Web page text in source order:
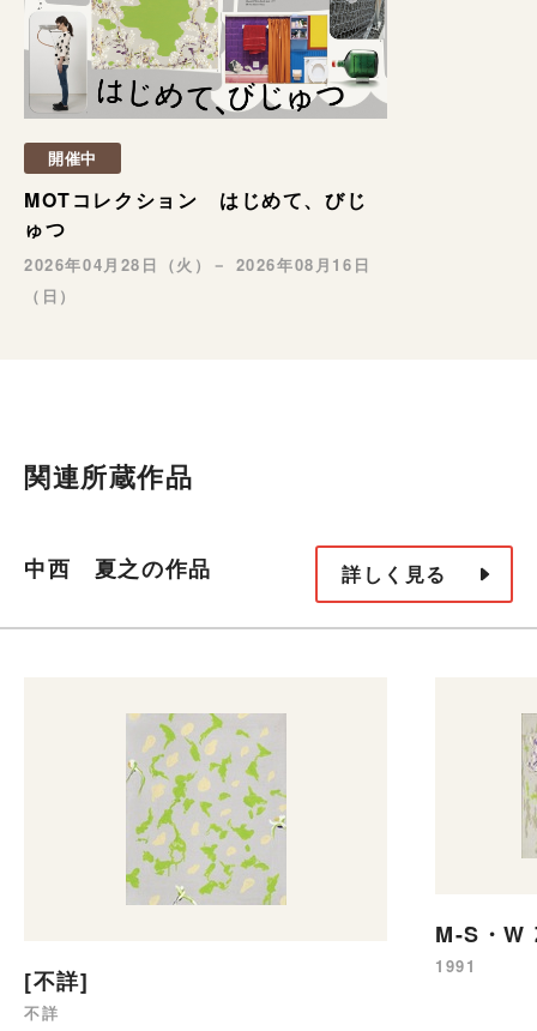
開催中
MOTコレクション はじめて、びじ
ゅつ
2026年04月28日（火）－ 2026年08月16日
（日）
関連所蔵作品
中西 夏之の作品 詳しく見る
[不詳]
不詳
M-S・
1991